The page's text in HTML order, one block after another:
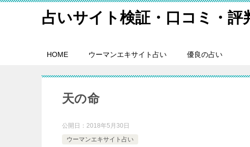
占いサイト検証・口コミ・評
HOME ウーマンエキサイト占い 優良の占い
天の命
公開日： 2018年5月30日
ウーマンエキサイト占い